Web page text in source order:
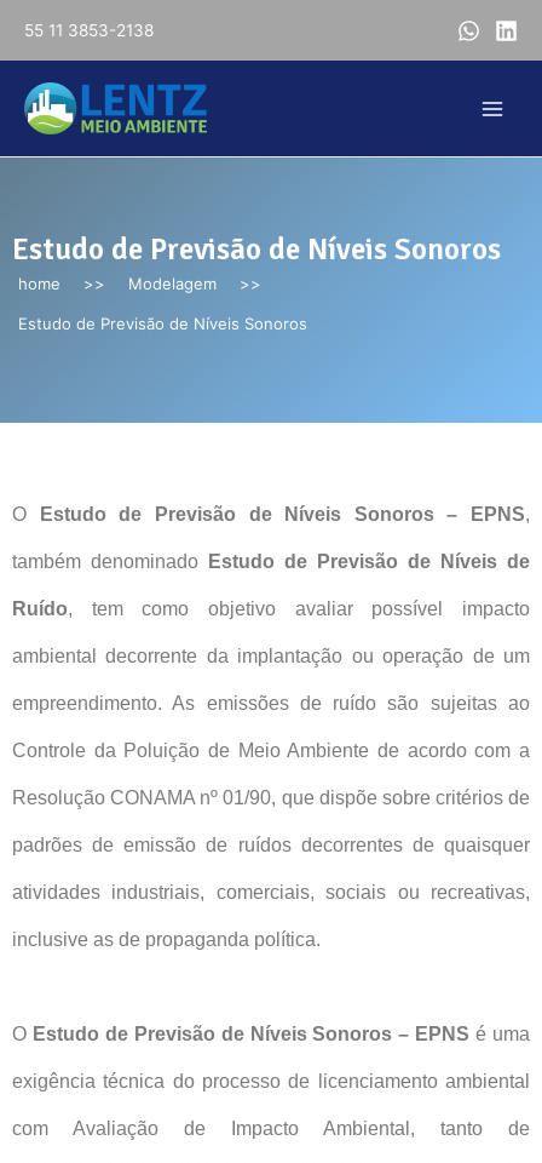
55 11 3853-2138
Estudo de Previsão de Níveis Sonoros
home >> Modelagem >>
Estudo de Previsão de Níveis Sonoros
O Estudo de Previsão de Níveis Sonoros – EPNS,
também denominado Estudo de Previsão de Níveis de
Ruído, tem como objetivo avaliar possível impacto
ambiental decorrente da implantação ou operação de um
empreendimento. As emissões de ruído são sujeitas ao
Controle da Poluição de Meio Ambiente de acordo com a
Resolução CONAMA nº 01/90, que dispõe sobre critérios de
padrões de emissão de ruídos decorrentes de quaisquer
atividades industriais, comerciais, sociais ou recreativas,
inclusive as de propaganda política.
O Estudo de Previsão de Níveis Sonoros – EPNS é uma
exigência técnica do processo de licenciamento ambiental
com Avaliação de Impacto Ambiental, tanto de